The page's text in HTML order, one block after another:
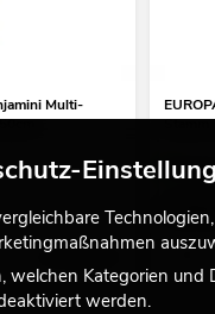
Multi-
No. 82506125
welchen Kategorien
werden.